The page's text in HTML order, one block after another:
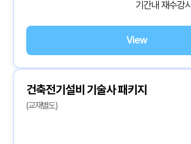
기간내 재수강시
View
건축전기설비 기술사 패키지
(교재별도)